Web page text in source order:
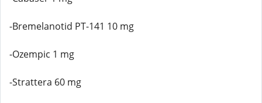
-Bremelanotid PT-141 10 mg
-Ozempic 1 mg
-Strattera 60 mg